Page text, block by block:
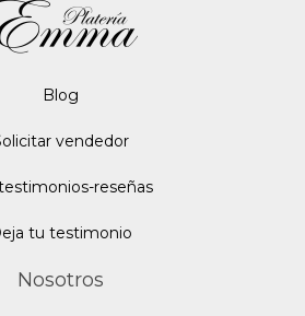
Blog
vendedor
reseñas
tu testimonio
Nosotros